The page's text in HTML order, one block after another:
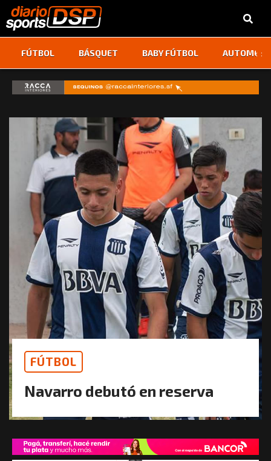
FÚTBOL BÁSQUET BABY FÚTBOL ‹ ›
FÚTBOL
Navarro debutó en reserva